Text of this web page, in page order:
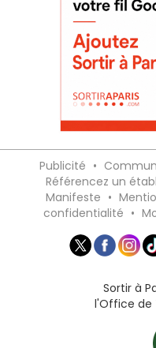
Publicité •
Référencez un
Manifeste •
confidentialité •
Sortir à
l'Office de